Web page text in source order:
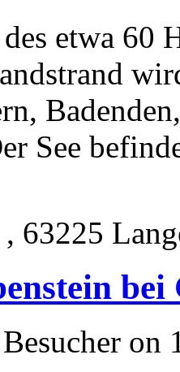
etwa 60
See
63225
on